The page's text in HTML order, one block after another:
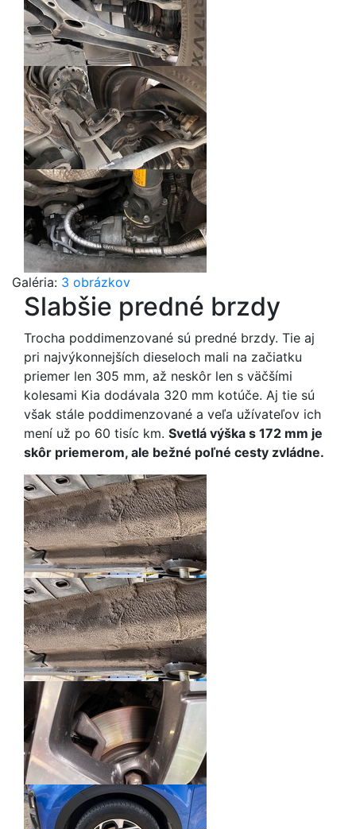
Galéria: 3 obrázkov
Slabšie predné brzdy
Trocha poddimenzované sú predné brzdy. Tie aj
pri najvýkonnejších dieseloch mali na začiatku
priemer len 305 mm, až neskôr len s väčšími
kolesami Kia dodávala 320 mm kotúče. Aj tie sú
však stále poddimenzované a veľa užívateľov ich
mení už po 60 tisíc km. Svetlá výška s 172 mm je
skôr priemerom, ale bežné poľné cesty zvládne.